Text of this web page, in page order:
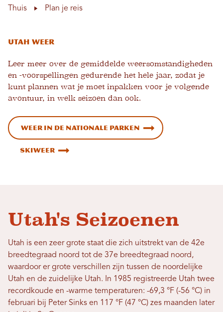
Thuis Plan je reis
Utah Weer
Leer meer over de gemiddelde weersomstandigheden
en -voorspellingen gedurende het hele jaar, zodat je
kunt plannen wat je moet inpakken voor je volgende
avontuur, in welk seizoen dan ook.
Weer in de nationale parken
Skiweer
Utah's Seizoenen
Utah is een zeer grote staat die zich uitstrekt van de 42e
breedtegraad noord tot de 37e breedtegraad noord,
waardoor er grote verschillen zijn tussen de noordelijke
Utah en de zuidelijke Utah. In 1985 registreerde Utah twee
recordkoude en -warme temperaturen: -69,3 °F (-56 °C) in
februari bij Peter Sinks en 117 °F (47 °C) zes maanden later